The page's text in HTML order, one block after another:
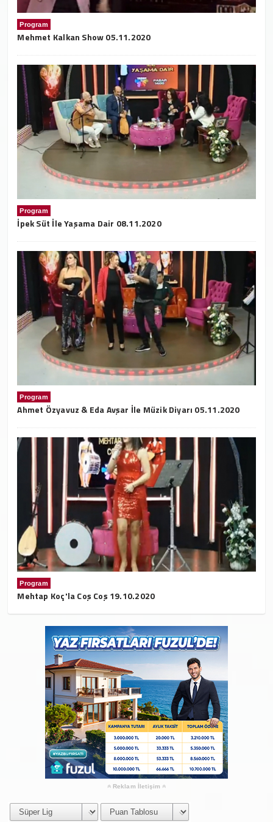
Program
Mehmet Kalkan Show 05.11.2020
Program
İpek Süt İle Yaşama Dair 08.11.2020
Program
Ahmet Özyavuz & Eda Avşar İle Müzik Diyarı 05.11.2020
Program
Mehtap Koç'la Coş Coş 19.10.2020
Reklam İletişim